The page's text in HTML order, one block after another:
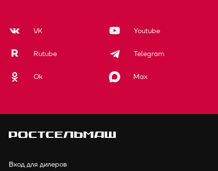
VK Youtube
Rutube Telegram
Ok Max
Вход для дилеров